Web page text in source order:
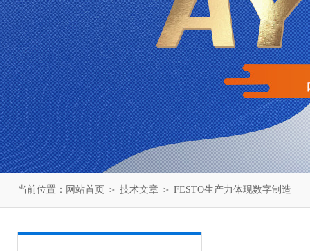
当前位置： 网站首页 ＞ 技术文章 ＞ FESTO生产力体现数字制造